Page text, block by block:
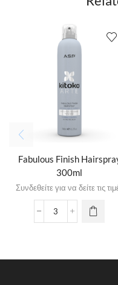
Fabulous Finish
300ml
Συνδεθείτε για να δείτε τις